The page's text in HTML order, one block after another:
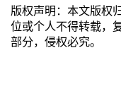
版权声明：本文版权
位或个人不得转载，
部分，侵权必究。